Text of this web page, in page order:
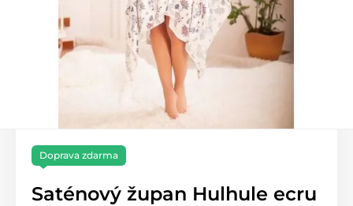
Doprava zdarma
Saténový župan Hulhule ecru